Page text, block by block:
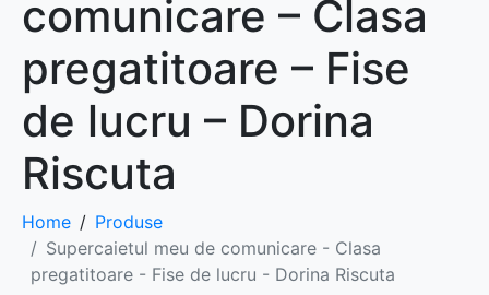
comunicare – Clasa
pregatitoare – Fise
de lucru – Dorina
Riscuta
Home
Produse
Supercaietul meu de comunicare - Clasa
pregatitoare - Fise de lucru - Dorina Riscuta